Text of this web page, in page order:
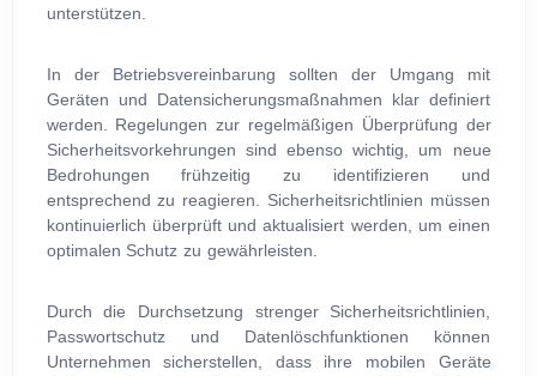
unterstützen.
In der Betriebsvereinbarung sollten der Umgang mit
Geräten und Datensicherungsmaßnahmen klar definiert
werden. Regelungen zur regelmäßigen Überprüfung der
Sicherheitsvorkehrungen sind ebenso wichtig, um neue
Bedrohungen frühzeitig zu identifizieren und
entsprechend zu reagieren. Sicherheitsrichtlinien müssen
kontinuierlich überprüft und aktualisiert werden, um einen
optimalen Schutz zu gewährleisten.
Durch die Durchsetzung strenger Sicherheitsrichtlinien,
Passwortschutz und Datenlöschfunktionen können
Unternehmen sicherstellen, dass ihre mobilen Geräte